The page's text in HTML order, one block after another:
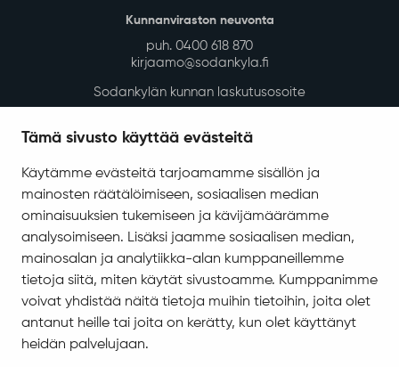
Tämä sivusto käyttää evästeitä
Käytämme evästeitä tarjoamamme sisällön ja
mainosten räätälöimiseen, sosiaalisen median
ominaisuuksien tukemiseen ja kävijämäärämme
analysoimiseen. Lisäksi jaamme sosiaalisen median,
mainosalan ja analytiikka-alan kumppaneillemme
tietoja siitä, miten käytät sivustoamme. Kumppanimme
voivat yhdistää näitä tietoja muihin tietoihin, joita olet
antanut heille tai joita on kerätty, kun olet käyttänyt
heidän palvelujaan.
Kunnanviraston neuvonta
puh. 0400 618 870
kirjaamo@sodankyla.fi
Sodankylän kunnan laskutusosoite
Asiakirjajulkisuuskuvaus
Evästeiden hallinta
Yhteystiedot
Jäämerentie 1, 99601 Sodankylä
Kaikki yhteystiedot
Henkilökunnan intranet